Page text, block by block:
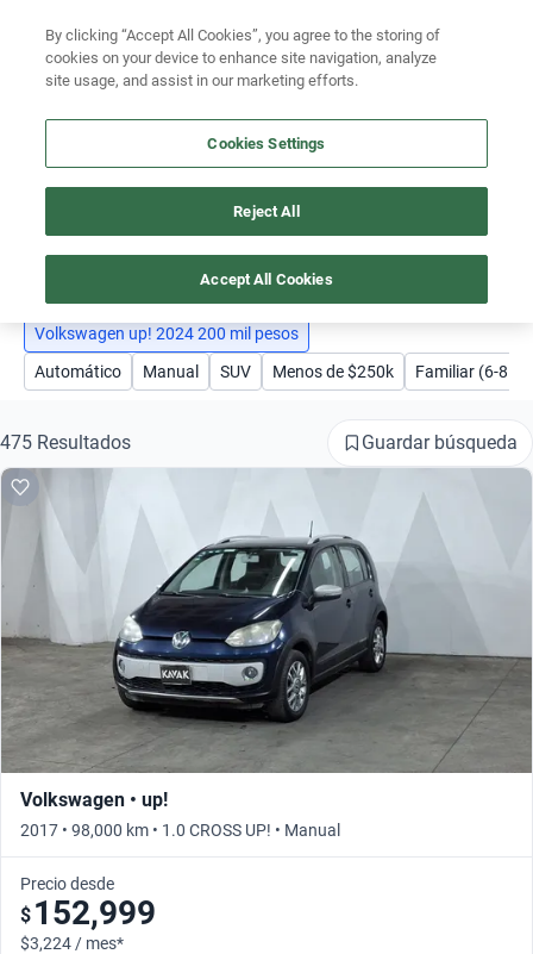
Ubicación
AUTOS VOLKSWAGEN - VW UP! 2024 200 MIL PESOS
Busca por marca
Busca por modelo
Busca por marca
Busca por modelo
Busca por versión
Busca por año
1
Volkswagen up! 2024 200 mil pesos
Automático
Manual SUV Menos de $250k Familiar (6-8
475 Resultados Guardar búsqueda
Volkswagen • up!
2017 • 98,000 km • 1.0 CROSS UP! • Manual
Precio desde
$ 152,999
$3,224 / mes*
By clicking “Accept All Cookies”, you agree to the storing of
cookies on your device to enhance site navigation, analyze
site usage, and assist in our marketing efforts.
Cookies Settings
Reject All
Accept All Cookies